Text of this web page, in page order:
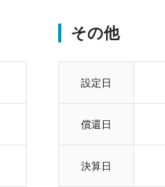
その他
設定日
償還日
決算日